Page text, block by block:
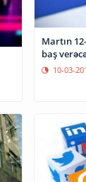
Martın
baş
10-03-